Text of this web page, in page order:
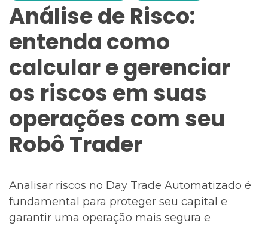
Análise de Risco:
entenda como
calcular e gerenciar
os riscos em suas
operações com seu
Robô Trader
Analisar riscos no Day Trade Automatizado é
fundamental para proteger seu capital e
garantir uma operação mais segura e